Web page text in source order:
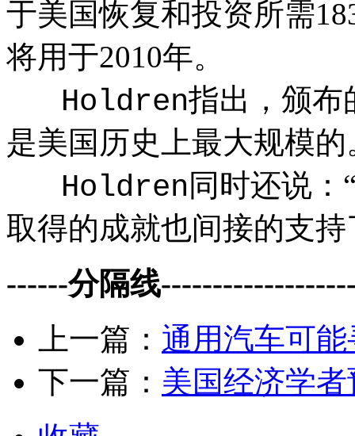
于美国恢复和投资所需
将用于2010年。
Holdren指出，颁布
是美国历史上最大规模的
Holdren 同时还说
取得的成就也间接的支
------分隔线
上一篇： 通用汽车可
下一篇： 美国经济学